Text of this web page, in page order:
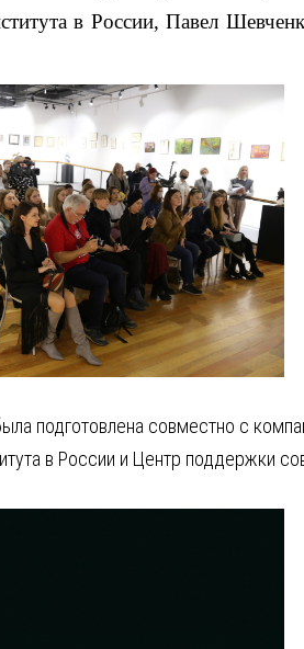
в России, Павел
подготовлена совместно с
в России и Центр поддержки